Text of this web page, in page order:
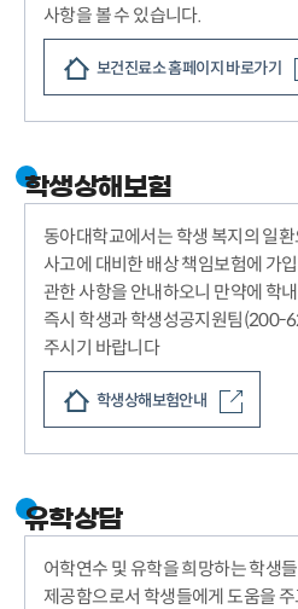
사항을 볼 수 있습니다.
보건진료소 홈페이지 바로가기
학생상해보험
동아대학교에서는 학생 복지의 일
사고에 대비한 배상 책임보험에 가
관한 사항을 안내하오니 만약에 학
즉시 학생과 학생성공지원팀(200-
주시기 바랍니다
학생상해보험안내
유학상담
어학연수 및 유학을 희망하는 학생
제공함으로서 학생들에게 도움을